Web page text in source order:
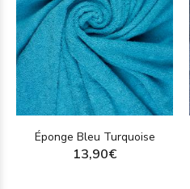
Éponge Bleu Turquoise
13,90€